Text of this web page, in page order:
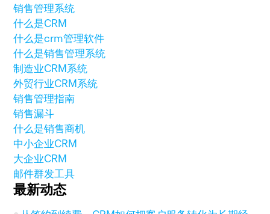
销售管理系统
什么是CRM
什么是crm管理软件
什么是销售管理系统
制造业CRM系统
外贸行业CRM系统
销售管理指南
销售漏斗
什么是销售商机
中小企业CRM
大企业CRM
邮件群发工具
最新动态